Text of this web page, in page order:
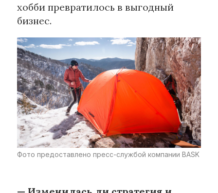
хобби превратилось в выгодный
бизнес.
Фото предоставлено пресс-службой компании BASK